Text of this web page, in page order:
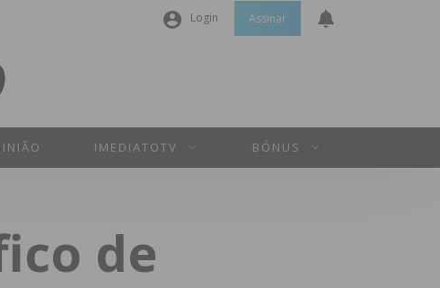
Login
Senha
Assinar
IMEDIATOTV BÓNUS
de